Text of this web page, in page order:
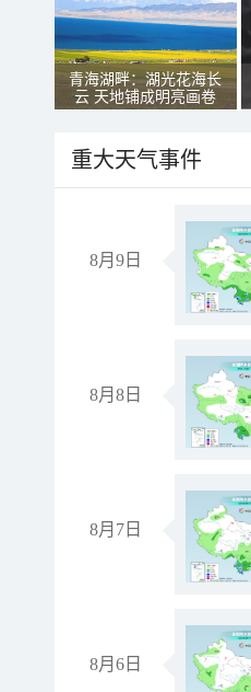
青海湖畔：湖光花海长
云 天地铺成明亮画卷
重大天气事件
8月9日
8月8日
8月7日
8月6日